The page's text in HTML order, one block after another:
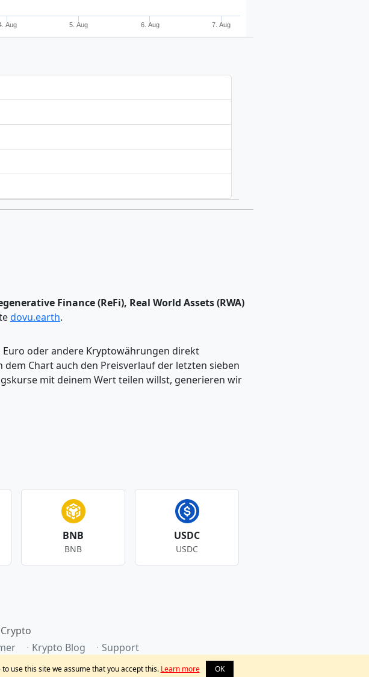
Aug 5. Aug 6. Aug 7. Aug
Finance (ReFi), Real World Assets (RWA)
dovu.earth.
oder andere Kryptowährungen direkt
Chart auch den Preisverlauf der letzten sieben
mit deinem Wert teilen willst, generieren wir
BNB
BNB
USDC
USDC
Krypto Blog Support
use this site we assume that you accept this. Learn more OK